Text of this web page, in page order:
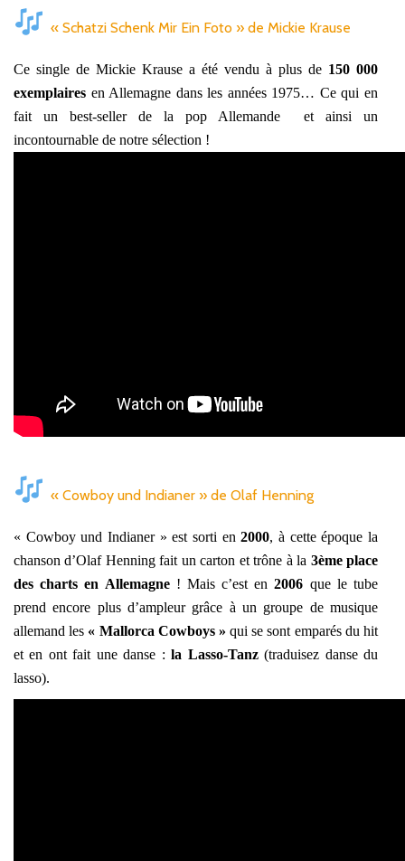
« Schatzi Schenk Mir Ein Foto » de Mickie Krause
Ce single de Mickie Krause a été vendu à plus de 150 000
exemplaires en Allemagne dans les années 1975… Ce qui en
fait un best-seller de la pop Allemande et ainsi un
incontournable de notre sélection !
« Cowboy und Indianer » de Olaf Henning
« Cowboy und Indianer » est sorti en2000, à cette époque la
chanson d’Olaf Henning fait un carton et trône à la 3ème place
des charts en Allemagne! Mais c’est en2006 que le tube
prend encore plus d’ampleur grâce à un groupe de musique
allemand les « Mallorca Cowboys » qui se sont emparés du hit
et en ont fait une danse :la Lasso-Tanz(traduisez danse du
lasso).